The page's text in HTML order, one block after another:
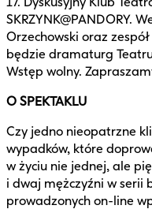
SKRZYNK@PANDORY.
Orzechowski oraz
będzie dramaturg
Wstęp wolny.
O SPEKTAKLU
Czy jedno nieopatrzne
wypadków, które
w życiu nie jednej, ale
i dwaj mężczyźni w serii
prowadzonych on-line